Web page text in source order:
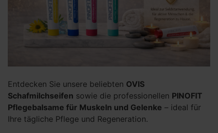
Entdecken Sie unsere beliebten OVIS
Schafmilchseifen sowie die professionellen PINOFIT
Pflegebalsame für Muskeln und Gelenke – ideal für
Ihre tägliche Pflege und Regeneration.